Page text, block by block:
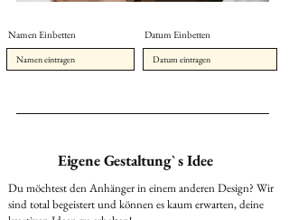
Namen Einbetten Datum Einbetten
Eigene Gestaltung` s Idee
Du möchtest den Anhänger in einem anderen Design? Wir
sind total begeistert und können es kaum erwarten, deine